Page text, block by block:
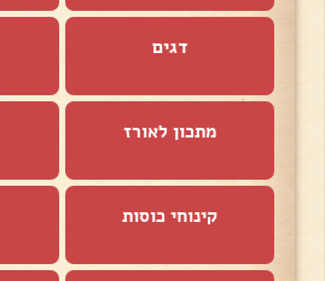
דגים
מתכון לאורז
קינוחי כוסות